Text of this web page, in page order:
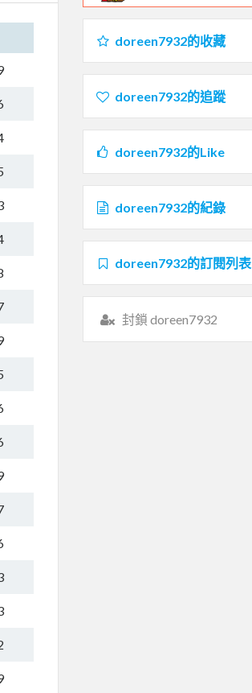
doreen7932的收藏
doreen7932的追蹤
doreen7932的Like
doreen7932的紀錄
doreen7932的訂閱列表
封鎖 doreen7932